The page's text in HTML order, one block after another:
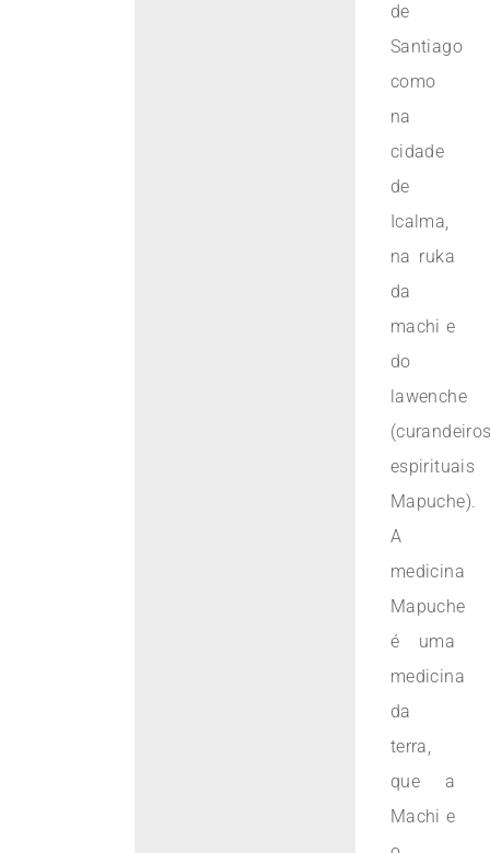
de
Santiago
como
na
cidade
de
Icalma,
na ruka
da
machi e
do
lawenche
espirituais
Mapuche).
A
medicina
Mapuche
é uma
medicina
da
terra,
que a
Machi e